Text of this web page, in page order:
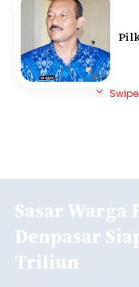
Sasar Warga
Denpasar
Triliun